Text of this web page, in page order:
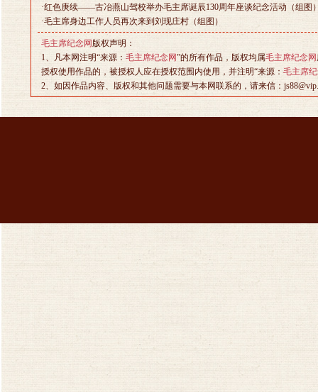
·红色庚续——古冶燕山驾校举办毛主席诞辰130周年座谈纪念活动（组图
·毛主席身边工作人员再次来到刘现庄村（组图）
毛主席纪念网版权声明：
1、凡本网注明“来源： 毛主席纪念网”的所有作品，版权均属毛主席纪念网
授权使用作品的，被授权人应在授权范围内使用，并注明“来源： 毛主席
2、如因作品内容、版权和其他问题需要与本网联系的，请来信：